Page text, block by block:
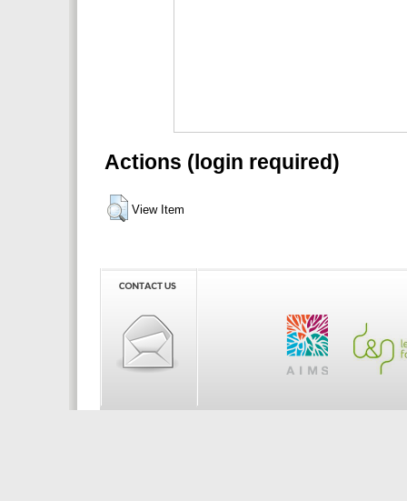
Actions (login required)
View Item